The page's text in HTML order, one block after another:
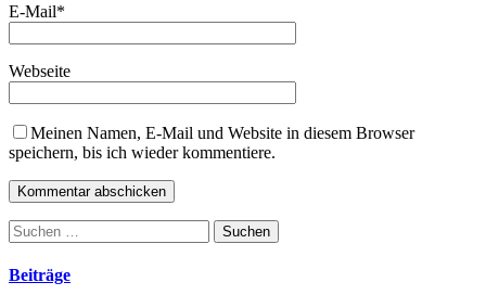
E-Mail*
Webseite
Meinen Namen, E-Mail und Website in diesem Browser
speichern, bis ich wieder kommentiere.
Suchen
nach:
Beiträge